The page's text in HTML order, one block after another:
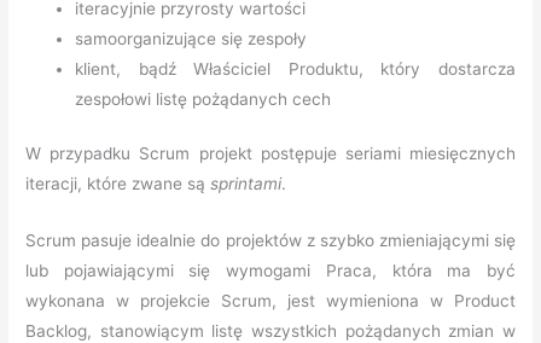
iteracyjnie przyrosty wartości
samoorganizujące się zespoły
klient, bądź Właściciel Produktu, który dostarcza
zespołowi listę pożądanych cech
W przypadku Scrum projekt postępuje seriami miesięcznych
iteracji, które zwane sąsprintami.
Scrum pasuje idealnie do projektów z szybko zmieniającymi się
lub pojawiającymi się wymogami Praca, która ma być
wykonana w projekcie Scrum, jest wymieniona w Product
Backlog, stanowiącym listę wszystkich pożądanych zmian w